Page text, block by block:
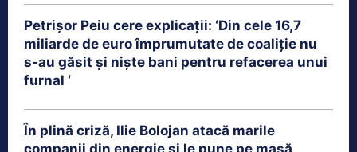
Petrişor Peiu cere explicații: ‘Din cele 16,7
miliarde de euro împrumutate de coaliţie nu
s-au găsit şi nişte bani pentru refacerea unui
furnal ‘
În plină criză, Ilie Bolojan atacă marile